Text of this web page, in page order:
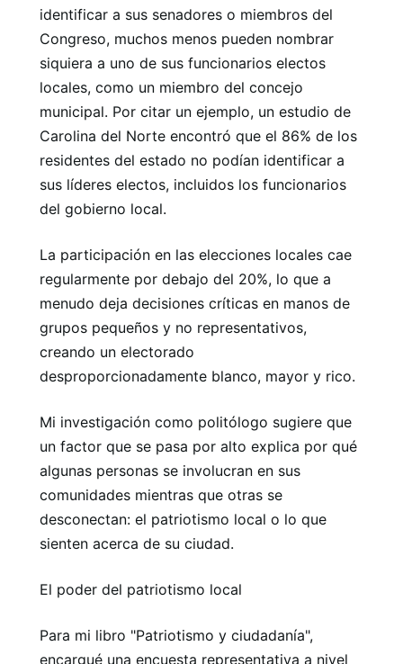
identificar a sus senadores o miembros del
Congreso, muchos menos pueden nombrar
siquiera a uno de sus funcionarios electos
locales, como un miembro del concejo
municipal. Por citar un ejemplo, un estudio de
Carolina del Norte encontró que el 86% de los
residentes del estado no podían identificar a
sus líderes electos, incluidos los funcionarios
del gobierno local.
La participación en las elecciones locales cae
regularmente por debajo del 20%, lo que a
menudo deja decisiones críticas en manos de
grupos pequeños y no representativos,
creando un electorado
desproporcionadamente blanco, mayor y rico.
Mi investigación como politólogo sugiere que
un factor que se pasa por alto explica por qué
algunas personas se involucran en sus
comunidades mientras que otras se
desconectan: el patriotismo local o lo que
sienten acerca de su ciudad.
El poder del patriotismo local
Para mi libro "Patriotismo y ciudadanía",
encargué una encuesta representativa a nivel